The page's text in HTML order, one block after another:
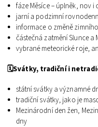
fáze Měsíce – úplněk, nov i
jarní a podzimní
informace o změně
částečná zatmění Slunce a
vybrané meteorické roje,
🗓️Svátky, tradiční i
státní svátky a významné
tradiční svátky, jako je
Mezinárodní den žen,
dny